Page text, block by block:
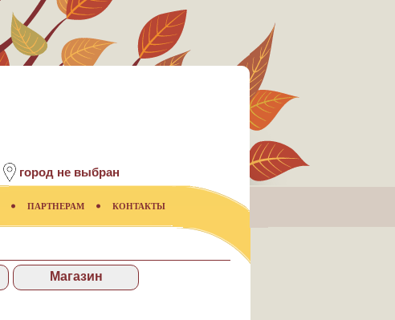
город не выбран
ПАРТНЕРАМ КОНТАКТЫ
Магазин